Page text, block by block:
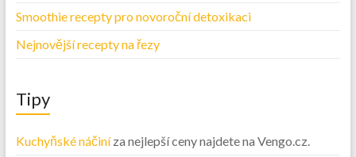
Smoothie recepty pro novoroční detoxikaci
Nejnovější recepty na řezy
Tipy
Kuchyňské náčiníza nejlepší ceny najdete na Vengo.cz.